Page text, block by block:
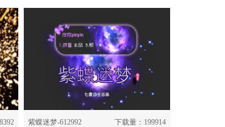
分享：
紫蝶迷梦-612992
下载量：199914